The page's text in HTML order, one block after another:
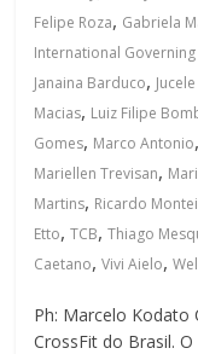
Felipe Roza, Gabriela
International
Janaina Barduco,
Macias, Luiz Filipe
Gomes, Marco Antonio,
Mariellen Trevisan,
Martins, Ricardo
Etto,TCB,Thiago
Caetano,Vivi Aielo,
Ph: Marcelo
CrossFit do Brasil.